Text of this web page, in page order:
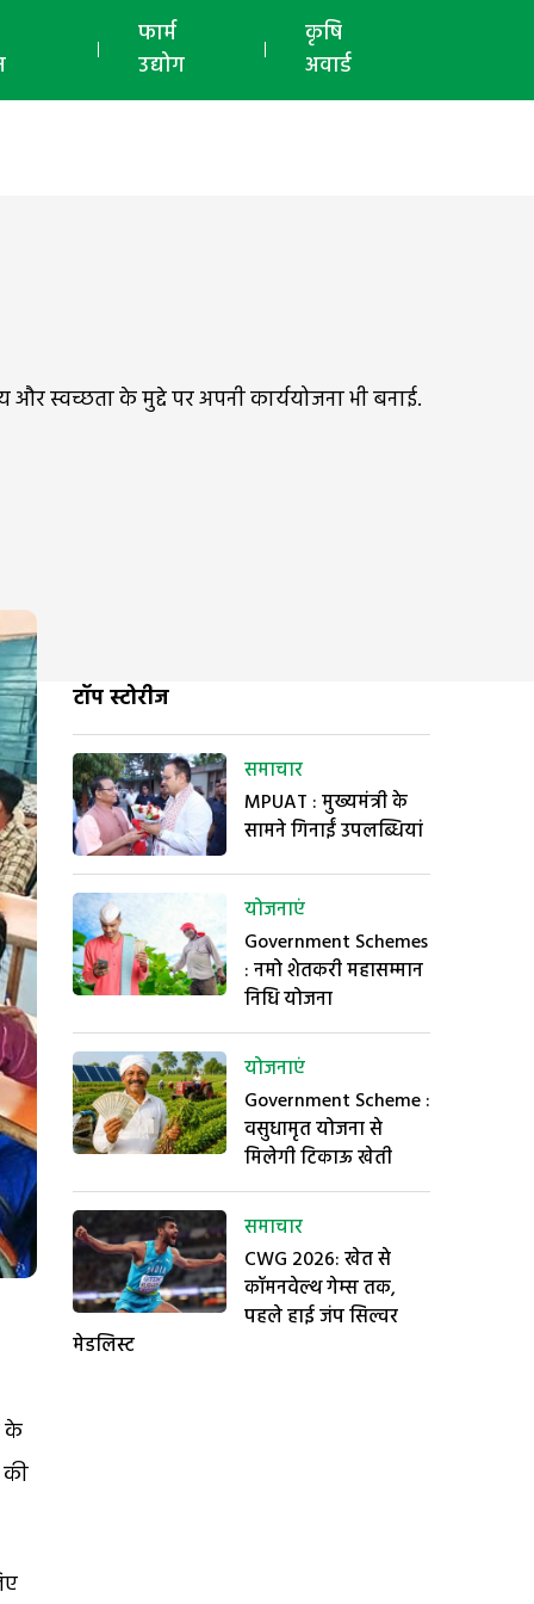
फार्म
उद्योग
कृषि
अवार्ड
और स्वच्छता के मुद्दे पर अपनी कार्ययोजना भी बनाई.
के
की
टॉप स्टोरीज
समाचार
MPUAT : मुख्यमंत्री के
सामने गिनाईं उपलब्धियां
योजनाएं
Government Schemes
: नमो शेतकरी महासम्मान
निधि योजना
योजनाएं
Government Scheme :
वसुधामृत योजना से
मिलेगी टिकाऊ खेती
समाचार
CWG 2026: खेत से
कॉमनवेल्थ गेम्स तक,
पहले हाई जंप सिल्वर
मेडलिस्ट